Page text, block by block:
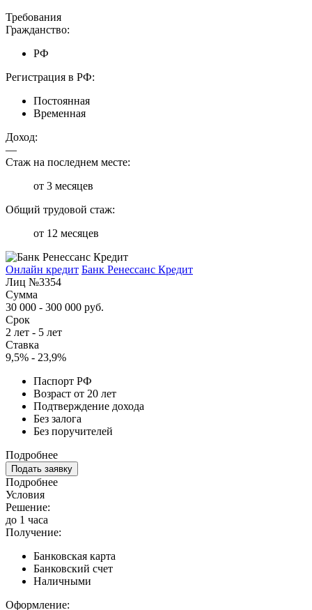
Требования
Гражданство:
РФ
Регистрация в РФ:
Постоянная
Временная
Доход:
—
Стаж на последнем месте:
от 3 месяцев
Общий трудовой стаж:
от 12 месяцев
Онлайн кредит Банк Ренессанс Кредит
Лиц №3354
Сумма
30 000 - 300 000 руб.
Срок
2 лет - 5 лет
Ставка
9,5% - 23,9%
Паспорт РФ
Возраст от 20 лет
Подтверждение дохода
Без залога
Без поручителей
Подробнее
Подать заявку
Подробнее
Условия
Решение:
до 1 часа
Получение:
Банковская карта
Банковский счет
Наличными
Оформление: